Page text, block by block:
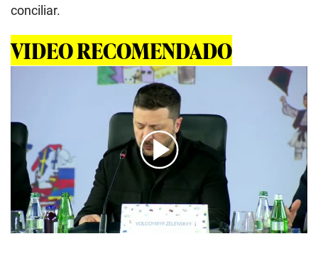
conciliar.
VIDEO RECOMENDADO
00:00/01:16